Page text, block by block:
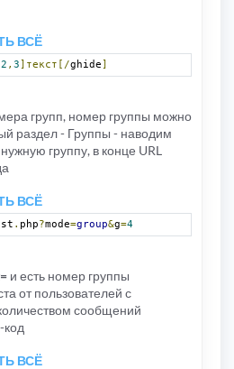
ВСЁ
2 , 3 ]текст[/ghide
групп, номер группы можно
раздел - Группы - наводим
группу, в конце URL
ВСЁ
. php?mode=group&g=4
и есть номер группы
от пользователей с
сообщений
код
ВСЁ